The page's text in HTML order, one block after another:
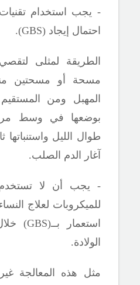
- يجب استخدام
احتمال إيجاد (GBS
).
الطريقة لمثلى
مسحة أو مسحتين
المهبل ومن المستقيم
بوضعها في وسط مرق
طوال الليل واستنباتها
آغار الدم الصلب.
- يجب أن لا تستخدم
للميكروبات لعلاج
استعمار بــ(GBS
)
الولادة.
مثل هذه المعالجة